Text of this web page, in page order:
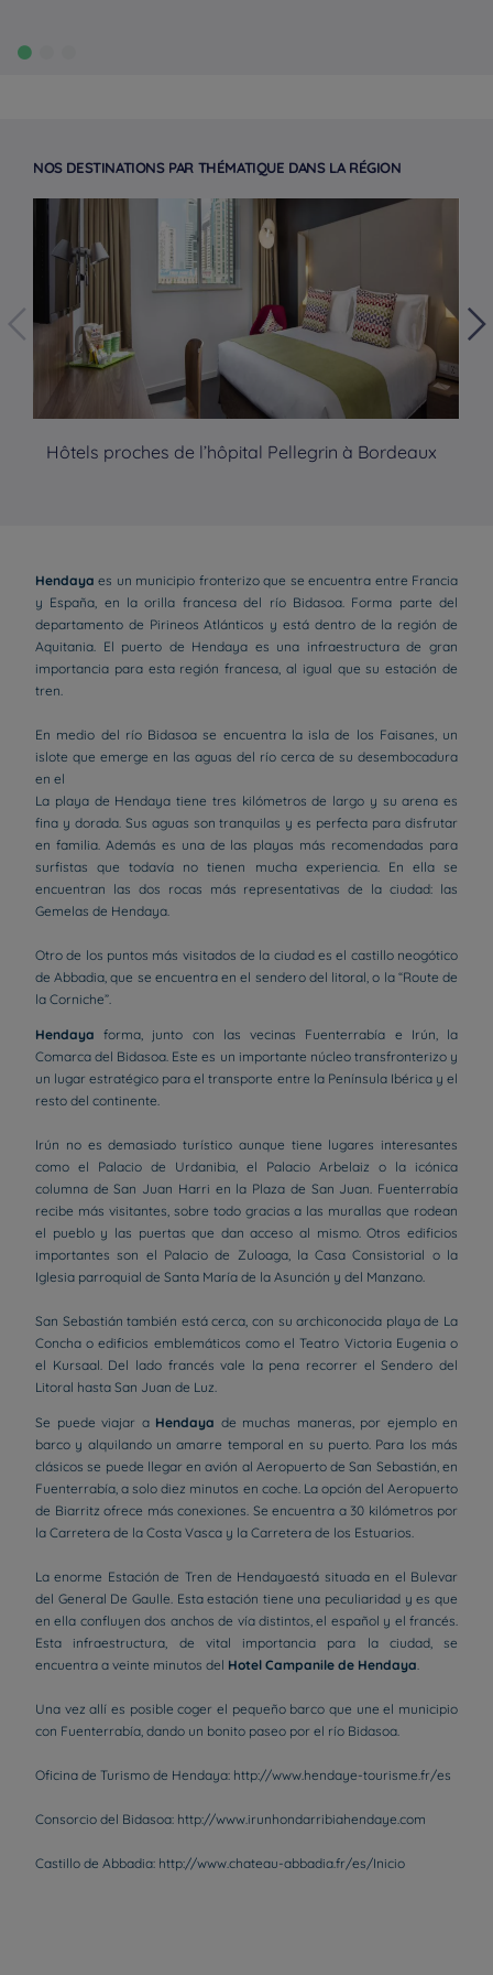
NOS DESTINATIONS PAR THÉMATIQUE DANS LA RÉGION
Hôtels proches de l’hôpital Pellegrin à Bordeaux
Hendaya es un municipio fronterizo que se encuentra entre Francia
y España, en la orilla francesa del río Bidasoa. Forma parte del
departamento de Pirineos Atlánticos y está dentro de la región de
Aquitania. El puerto de Hendaya es una infraestructura de gran
importancia para esta región francesa, al igual que su estación de
tren.
En medio del río Bidasoa se encuentra la isla de los Faisanes, un
islote que emerge en las aguas del río cerca de su desembocadura
en el
La playa de Hendaya tiene tres kilómetros de largo y su arena es
fina y dorada. Sus aguas son tranquilas y es perfecta para disfrutar
en familia. Además es una de las playas más recomendadas para
surfistas que todavía no tienen mucha experiencia. En ella se
encuentran las dos rocas más representativas de la ciudad: las
Gemelas de Hendaya.
Otro de los puntos más visitados de la ciudad es el castillo neogótico
de Abbadia, que se encuentra en el sendero del litoral, o la “Route de
la Corniche”.
Hendaya forma, junto con las vecinas Fuenterrabía e Irún, la
Comarca del Bidasoa. Este es un importante núcleo transfronterizo y
un lugar estratégico para el transporte entre la Península Ibérica y el
resto del continente.
Irún no es demasiado turístico aunque tiene lugares interesantes
como el Palacio de Urdanibia, el Palacio Arbelaiz o la icónica
columna de San Juan Harri en la Plaza de San Juan. Fuenterrabía
recibe más visitantes, sobre todo gracias a las murallas que rodean
el pueblo y las puertas que dan acceso al mismo. Otros edificios
importantes son el Palacio de Zuloaga, la Casa Consistorial o la
Iglesia parroquial de Santa María de la Asunción y del Manzano.
San Sebastián también está cerca, con su archiconocida playa de La
Concha o edificios emblemáticos como el Teatro Victoria Eugenia o
el Kursaal. Del lado francés vale la pena recorrer el Sendero del
Litoral hasta San Juan de Luz.
Se puede viajar a Hendaya de muchas maneras, por ejemplo en
barco y alquilando un amarre temporal en su puerto. Para los más
clásicos se puede llegar en avión al Aeropuerto de San Sebastián, en
Fuenterrabía, a solo diez minutos en coche. La opción del Aeropuerto
de Biarritz ofrece más conexiones. Se encuentra a 30 kilómetros por
la Carretera de la Costa Vasca y la Carretera de los Estuarios.
La enorme Estación de Tren de Hendayaestá situada en el Bulevar
del General De Gaulle. Esta estación tiene una peculiaridad y es que
en ella confluyen dos anchos de vía distintos, el español y el francés.
Esta infraestructura, de vital importancia para la ciudad, se
encuentra a veinte minutos del Hotel Campanile de Hendaya.
Una vez allí es posible coger el pequeño barco que une el municipio
con Fuenterrabía, dando un bonito paseo por el río Bidasoa.
Oficina de Turismo de Hendaya: http://www.hendaye-tourisme.fr/es
Consorcio del Bidasoa: http://www.irunhondarribiahendaye.com
Castillo de Abbadia: http://www.chateau-abbadia.fr/es/Inicio